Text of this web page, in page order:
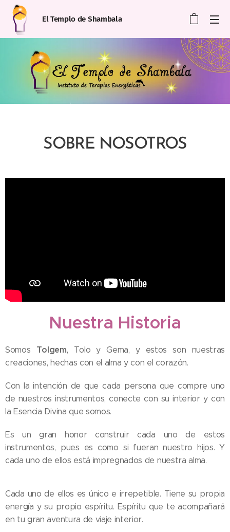
El Templo de Shambala
SOBRE NOSOTROS
Nuestra Historia
Somos Tolgem, Tolo y Gema, y estos son nuestras
creaciones, hechas con el alma y con el corazón.
Con la intención de que cada persona que compre uno
de nuestros instrumentos, conecte con su interior y con
la Esencia Divina que somos.
Es un gran honor construir cada uno de estos
instrumentos, pues es como si fueran nuestro hijos. Y
cada uno de ellos está impregnados de nuestra alma.
Cada uno de ellos es único e irrepetible. Tiene su propia
energía y su propio espíritu. Espíritu que te acompañará
en tu gran aventura de viaje interior.